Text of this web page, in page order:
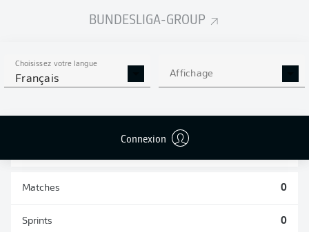
BUNDESLIGA-GROUP
Choisissez votre langue
Français Affichage
Connexion
STATS DE LA SAISON
2026/2027
TIRS ARRÊTÉS
0
Matches 0
Sprints 0